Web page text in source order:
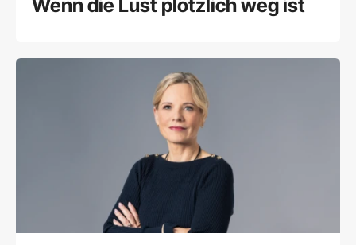
Wenn die Lust plötzlich weg ist